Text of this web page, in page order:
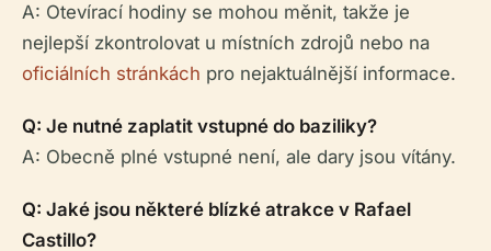
A: Otevírací hodiny se mohou měnit, takže je
nejlepší zkontrolovat u místních zdrojů nebo na
oficiálních stránkách pro nejaktuálnější informace.
Q: Je nutné zaplatit vstupné do baziliky?
A: Obecně plné vstupné není, ale dary jsou vítány.
Q: Jaké jsou některé blízké atrakce v Rafael
Castillo?